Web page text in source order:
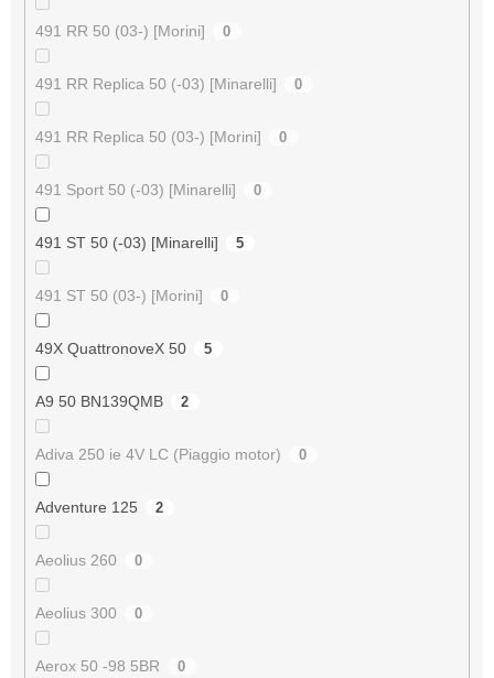
491 RR 50 (03-) [Morini] 0
491 RR Replica 50 (-03) [Minarelli] 0
491 RR Replica 50 (03-) [Morini] 0
491 Sport 50 (-03) [Minarelli] 0
491 ST 50 (-03) [Minarelli] 5
491 ST 50 (03-) [Morini] 0
49X QuattronoveX 50 5
A9 50 BN139QMB 2
Adiva 250 ie 4V LC (Piaggio motor) 0
Adventure 125 2
Aeolius 260 0
Aeolius 300 0
Aerox 50 -98 5BR 0